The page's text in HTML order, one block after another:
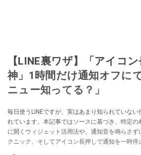
【LINE裏ワザ】「アイコ
神」1時間だけ通知オフに
ニュー知ってる？」
毎日使うLINEですが、実はあまり知られていない
れています。本記事ではソースに基づき、特定
に開くウィジェット活用法や、通知音を鳴らさ
クニック、そしてアイコン長押しで通知を一時停